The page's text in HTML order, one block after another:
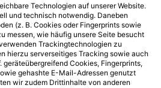
Technologien auf unserer Website.
und technisch notwendig. Daneben
(z. B. Cookies oder Fingerprints sowie
messen, wie häufig unsere Seite besucht
Trackingtechnologien zu
hierzu serverseitiges Tracking sowie auch
Cookies, Fingerprints,
gehashte E-Mail-Adressen genutzt
wir zudem Drittinhalte von anderen